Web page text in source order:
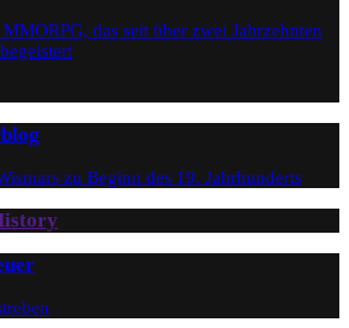
das seit über zwei Jahrzehnten
zu Beginn des 19. Jahrhunderts